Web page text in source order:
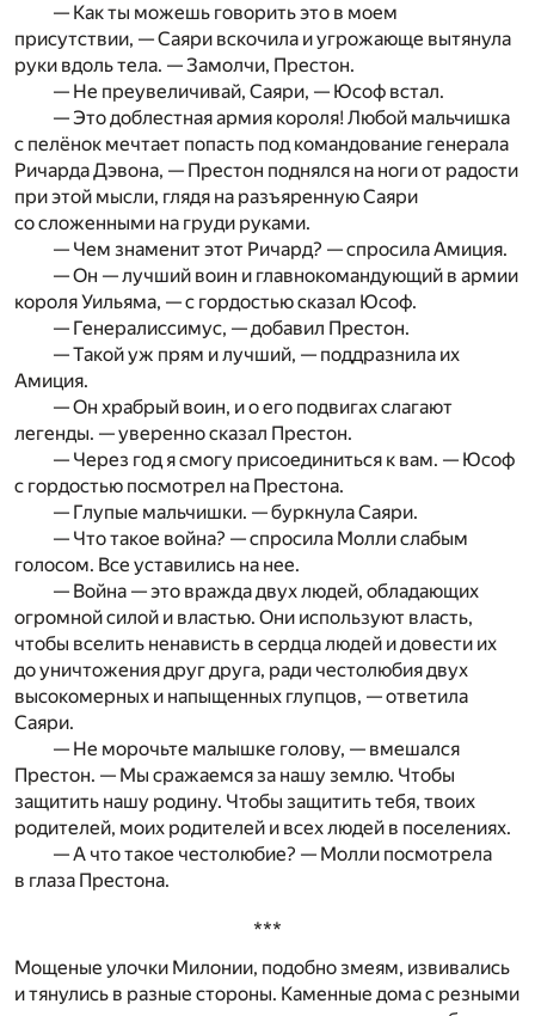
— Как ты можешь говорить это в моем
присутствии, — Саяри вскочила и угрожающе вытянула
руки вдоль тела. — Замолчи, Престон.
— Не преувеличивай, Саяри, — Юсоф встал.
— Это доблестная армия короля! Любой мальчишка
с пелёнок мечтает попасть под командование генерала
Ричарда Дэвона, — Престон поднялся на ноги от радости
при этой мысли, глядя на разъяренную Саяри
со сложенными на груди руками.
— Чем знаменит этот Ричард? — спросила Амиция.
— Он — лучший воин и главнокомандующий в армии
короля Уильяма, — с гордостью сказал Юсоф.
— Генералиссимус, — добавил Престон.
— Такой уж прям и лучший, — поддразнила их
Амиция.
— Он храбрый воин, и о его подвигах слагают
легенды. — уверенно сказал Престон.
— Через год я смогу присоединиться к вам. — Юсоф
с гордостью посмотрел на Престона.
— Глупые мальчишки. — буркнула Саяри.
— Что такое война? — спросила Молли слабым
голосом. Все уставились на нее.
— Война — это вражда двух людей, обладающих
огромной силой и властью. Они используют власть,
чтобы вселить ненависть в сердца людей и довести их
до уничтожения друг друга, ради честолюбия двух
высокомерных и напыщенных глупцов, — ответила
Саяри.
— Не морочьте малышке голову, — вмешался
Престон. — Мы сражаемся за нашу землю. Чтобы
защитить нашу родину. Чтобы защитить тебя, твоих
родителей, моих родителей и всех людей в поселениях.
— А что такое честолюбие? — Молли посмотрела
в глаза Престона.
***
Мощеные улочки Милонии, подобно змеям, извивались
и тянулись в разные стороны. Каменные дома с резными